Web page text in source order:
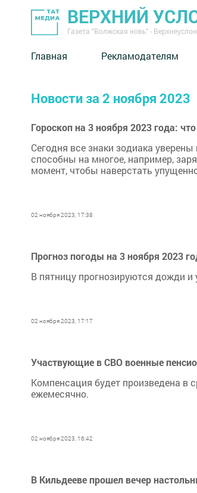
ВЕРХНИЙ
Газета "Волжская новь" -
Главная Рекламодателям
Новости за 2 ноября 2023
Гороскоп на 3 ноября 2023 года:
Сегодня все знаки зодиака
способны на многое, например,
момент, чтобы наверстать
02 ноября 2023, 17:38
Прогноз погоды на 3 ноября 2023
В пятницу прогнозируются дожди и
02 ноября 2023, 17:17
Участвующие в СВО военные
Компенсация будет произведена в
ежемесячно.
02 ноября 2023, 16:42
В Кильдееве прошел вечер